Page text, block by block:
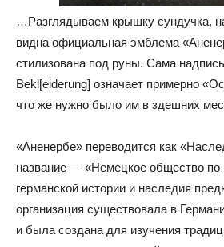
…Разглядываем крышку сундучка,
видна официальная эмблема
стилизована под руны. Сама
Bekl[eiderung] означает примерно
что же нужно было им в здешних
«Аненербе» переводится как
название — «Немецкое общество по
германской истории и наследия
организация существовала в
и была создана для изучения